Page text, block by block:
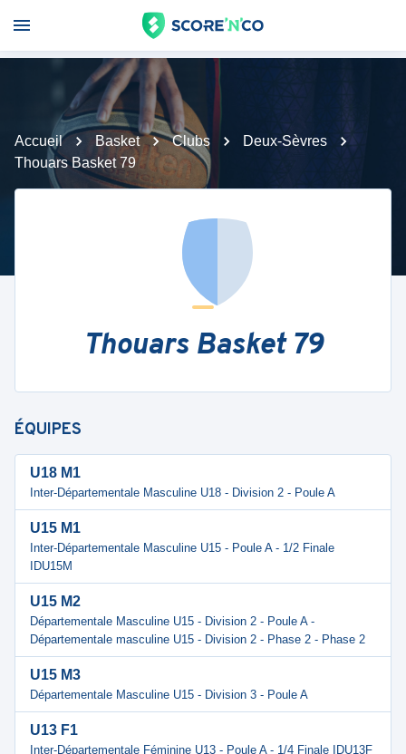
Accueil Basket Clubs
Deux-Sèvres
Thouars Basket 79
Thouars Basket 79
ÉQUIPES
U18 M1
Inter-Départementale Masculine U18 - Division 2 - Poule A
U15 M1
Inter-Départementale Masculine U15 - Poule A - 1/2 Finale
IDU15M
U15 M2
Départementale Masculine U15 - Division 2 - Poule A -
Départementale masculine U15 - Division 2 - Phase 2 - Phase 2
U15 M3
Départementale Masculine U15 - Division 3 - Poule A
U13 F1
Inter-Départementale Féminine U13 - Poule A - 1/4 Finale IDU13F